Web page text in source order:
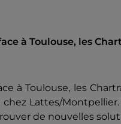
à Toulouse, les
à Toulouse, les
Lattes/
de nouvelles